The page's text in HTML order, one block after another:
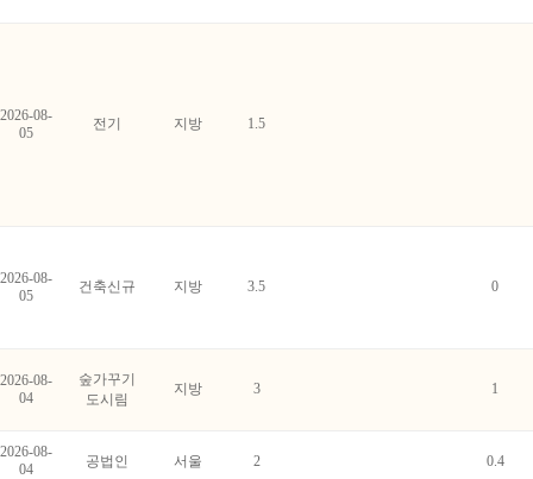
2026-08-
05
전기 지방 1.5
2026-08-
05
건축신규 지방 3.5 0
2026-08-
04
숲가꾸기
도시림
지방 3 1
2026-08-
04
공법인 서울 2 0.4